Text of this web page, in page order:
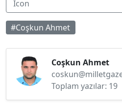
#Coşkun Ahmet
Coşkun Ahmet
Toplam yazılar: 19